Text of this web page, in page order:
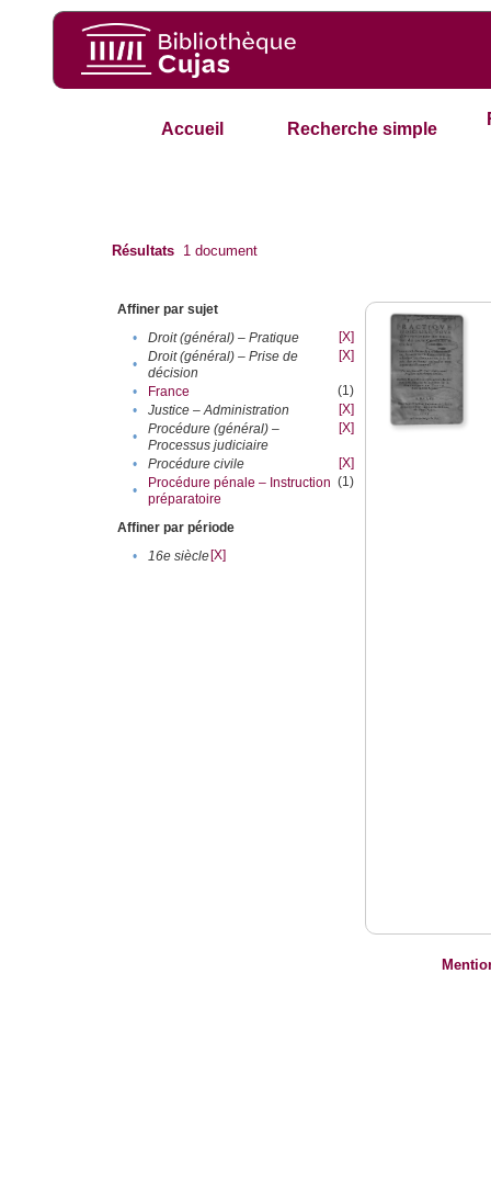
Accueil Recherche simple
Résultats 1 document
Affiner par sujet
•
Droit (général) – Pratique
[X]
•
Droit (général) – Prise de
décision
[X]
• France
(1)
•
Justice – Administration
[X]
•
Procédure (général) –
Processus judiciaire
[X]
• Procédure civile
[X]
•
Procédure pénale – Instruction
préparatoire
(1)
Affiner par période
•
16e siècle[X]